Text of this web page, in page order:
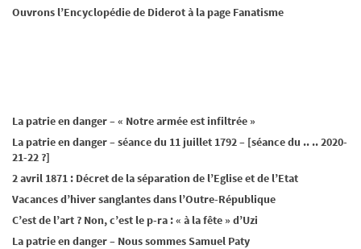
Ouvrons l’Encyclopédie de Diderot à la page Fanatisme
La patrie en danger – « Notre armée est infiltrée »
La patrie en danger – séance du 11 juillet 1792 – [séance du .. .. 2020-
21-22 ?]
2 avril 1871 : Décret de la séparation de l’Eglise et de l’Etat
Vacances d’hiver sanglantes dans l’Outre-République
C’est de l’art ? Non, c’est le p-ra : « à la fête » d’Uzi
La patrie en danger – Nous sommes Samuel Paty